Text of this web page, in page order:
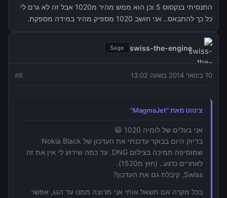
התנסיתי בנקסוס 5 וכן הוא ממש מהיר מ1020 אבל זה לא גרם לי
כל כך להתבאס.. אני חושב 1020 מספיק מהיר במידה מספקת.
swiss-the-engine
Sage
10 בינואר 2014 בשעה 13:02 #8
ציטוט מאת "MagmaJet"
אני בעלים של לומיה 1020 😃
בדיוק היום בבוקר עדכנתי את העדכון של Nokia Black
שמוסיפה תמיכה בצילום DNG. עד כמה שידוע לי אין את זה
לאחרים כרגע.. (חוץ מ1520).
Swiss, קיבלת גם את העדכון?
בכל מקרה אם תשאל אותי אני מרוצה ממנו עד הגג, אפשר